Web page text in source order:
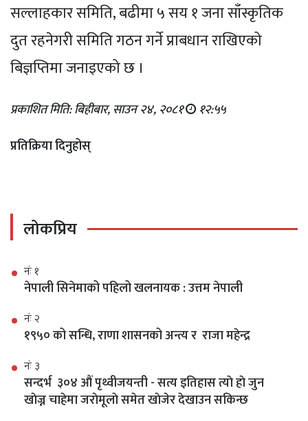
सल्लाहकार समिति, बढीमा ५ सय १ जना साँस्कृतिक
दुत रहनेगरी समिति गठन गर्ने प्राबधान राखिएको
बिज्ञप्तिमा जनाइएको छ ।
प्रकाशित मिति: बिहीबार, साउन २४, २०८१ १२:५५
प्रतिक्रिया दिनुहोस्
लोकप्रिय
नंः १
नेपाली सिनेमाको पहिलो खलनायक : उत्तम नेपाली
नंः २
१९५० को सन्धि, राणा शासनको अन्त्य र राजा महेन्द्र
नंः ३
सन्दर्भ ३०४ औं पृथ्वीजयन्ती - सत्य इतिहास त्याे हाे जुन
खाेज्न चाहेमा जराेमूलाे समेत खाेजेर देखाउन सकिन्छ